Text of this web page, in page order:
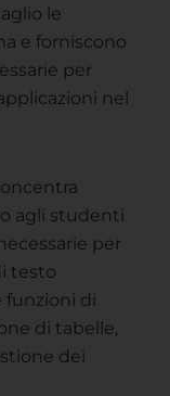
le
e forniscono
per
nel
agli studenti
per
testo
funzioni di
di tabelle,
dei